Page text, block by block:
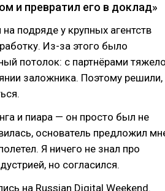
и превратил его в доклад»
подряде у крупных агентств
Из-за этого было
потолок: с партнёрами
заложника. Поэтому решили,
и пиара — он просто был не
основатель предложил
Я ничего не знал про
но согласился.
на Russian Digital Weekend.